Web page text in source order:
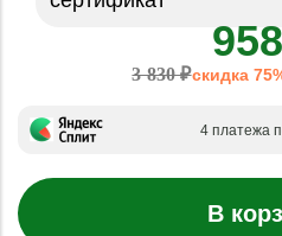
3 830 ₽скидка
4 платежа
В